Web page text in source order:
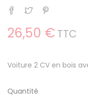
Partager
Tweet
26,50 € TTC
Voiture 2 CV en bois
Quantité